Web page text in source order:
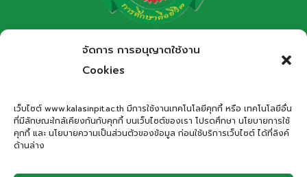
จัดการ การอนุญาตใช้งาน
Cookies
เว็บไซต์ www.kalasinpit.ac.th มีการใช้งานเทคโนโลยีคุกกี้ หรือ เทคโนโลยีอื่น
ที่มีลักษณะใกล้เคียงกันกับคุกกี้ บนเว็บไซต์ของเรา โปรดศึกษา นโยบายการใช้
คุกกี้ และ นโยบายความเป็นส่วนตัวของข้อมูล ก่อนใช้บริการเว็บไซต์ ได้ที่ลิงค์
ด้านล่าง
โรงเรียนกาฬสินธุ์พิทยาสรรพ์
สำนักงานเขตพื้นที่การศึกษามัธยมศึกษากาฬสินธุ์
ที่อยู่: เลขที่ 66 ถนนอรรถเปศล ตำบลกาฬสินธุ์ อำเภอเมือง
กาฬสินธุ์ จังหวัดกาฬสินธุ์ 46000